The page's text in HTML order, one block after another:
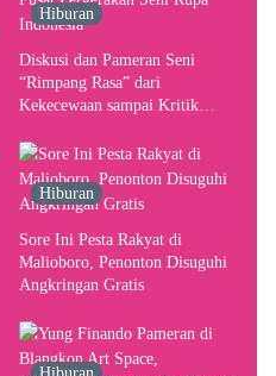
Hiburan
Diskusi dan Pameran Seni
“Rimpang Rasa” dari
Kekecewaan sampai Kritik
Pusat Pergerakan Seni Rupa
Indonesia
Hiburan
Sore Ini Pesta Rakyat di
Malioboro, Penonton Disuguhi
Angkringan Gratis